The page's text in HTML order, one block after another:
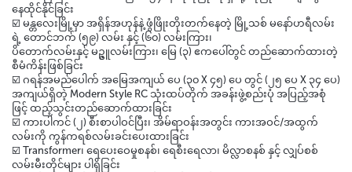
နေထိုင်နိုင်ခြင်း
☑️ မန္တလေးမြို့မှာ အရှိန်အဟုန်နဲ့ ဖွံဖြိုးတိုးတက်နေတဲ့ မြို့သစ် မနော်ဟရီလမ်း
ရဲ့ တောင်ဘက် (၅၉) လမ်း နှင့် (၆၀) လမ်းကြား၊
ပိတောက်လမ်းနှင့် မဥ္ဇူလမ်းကြား၊ မြေ (၃) ဧကပေါ်တွင် တည်ဆောက်ထားတဲ့
စီမံကိန်းဖြစ်ခြင်း
☑️ ဂရန်အမည်ပေါက် အမြေအကျယ် ပေ (၃၀ X ၄၅) ပေ တွင် (၂၅ ပေ X ၃၄ ပေ)
အကျယ်ရှိတဲ့ Modern Style RC သုံးထပ်တိုက် အခန်းဖွဲ့စည်းပုံ အပြည့်အစုံ
ဖြင့် ထည့်သွင်းတည်ဆောက်ထားခြင်း
☑️ ကားပါကင် (၂) စီးစာပါဝင်ပြီး၊ အိမ်ရာဝန်းအတွင်း ကားအဝင်/အထွက်
လမ်းကို ကွန်ကရစ်လမ်းခင်းပေးထားခြင်း
☑️ Transformer၊ ရေပေးဝေမှုစနစ်၊ ရေစီးရေလာ၊ မိလ္လာစနစ် နှင့် လျှပ်စစ်
လမ်းမီးတိုင်များ ပါရှိခြင်း